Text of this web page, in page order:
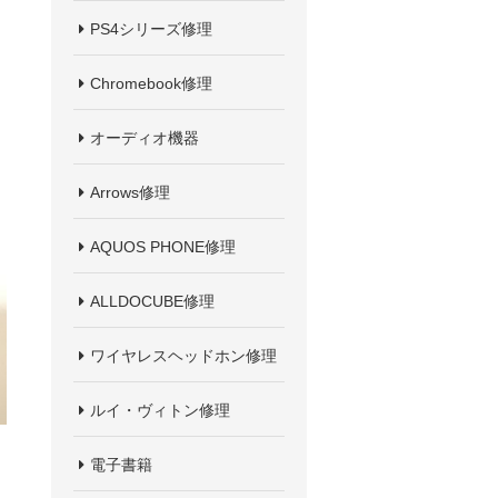
PS4シリーズ修理
Chromebook修理
オーディオ機器
Arrows修理
AQUOS PHONE修理
ALLDOCUBE修理
ワイヤレスヘッドホン修理
ルイ・ヴィトン修理
電子書籍